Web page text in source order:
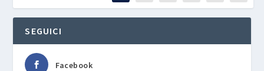
SEGUICI
Facebook